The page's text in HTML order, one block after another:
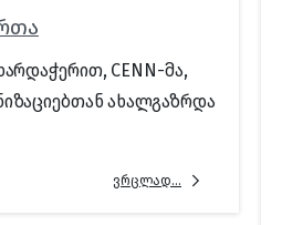
CENN-მა,
ახალგაზრდა
ვრცლად...